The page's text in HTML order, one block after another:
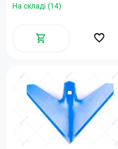
На складі (14)